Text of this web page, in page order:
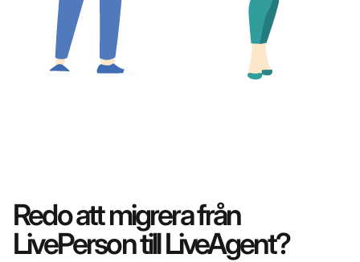
Redo att migrera från
LivePerson till LiveAgent?